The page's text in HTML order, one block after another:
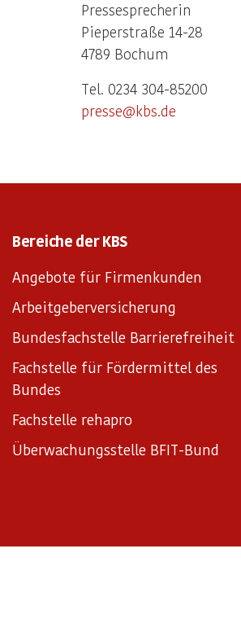
Pressesprecherin
Pieperstraße 14-28
4789 Bochum
Tel. 0234 304-85200
presse@kbs.de
Bereiche der KBS
Angebote für Firmenkunden
Arbeitgeberversicherung
Bundesfachstelle Barrierefreiheit
Fachstelle für Fördermittel des
Bundes
Fachstelle rehapro
Überwachungsstelle BFIT-Bund